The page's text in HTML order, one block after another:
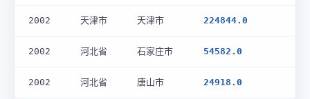
2002 天津市 天津市 224844.0
2002 河北省 石家庄市 54582.0
2002 河北省 唐山市 24918.0